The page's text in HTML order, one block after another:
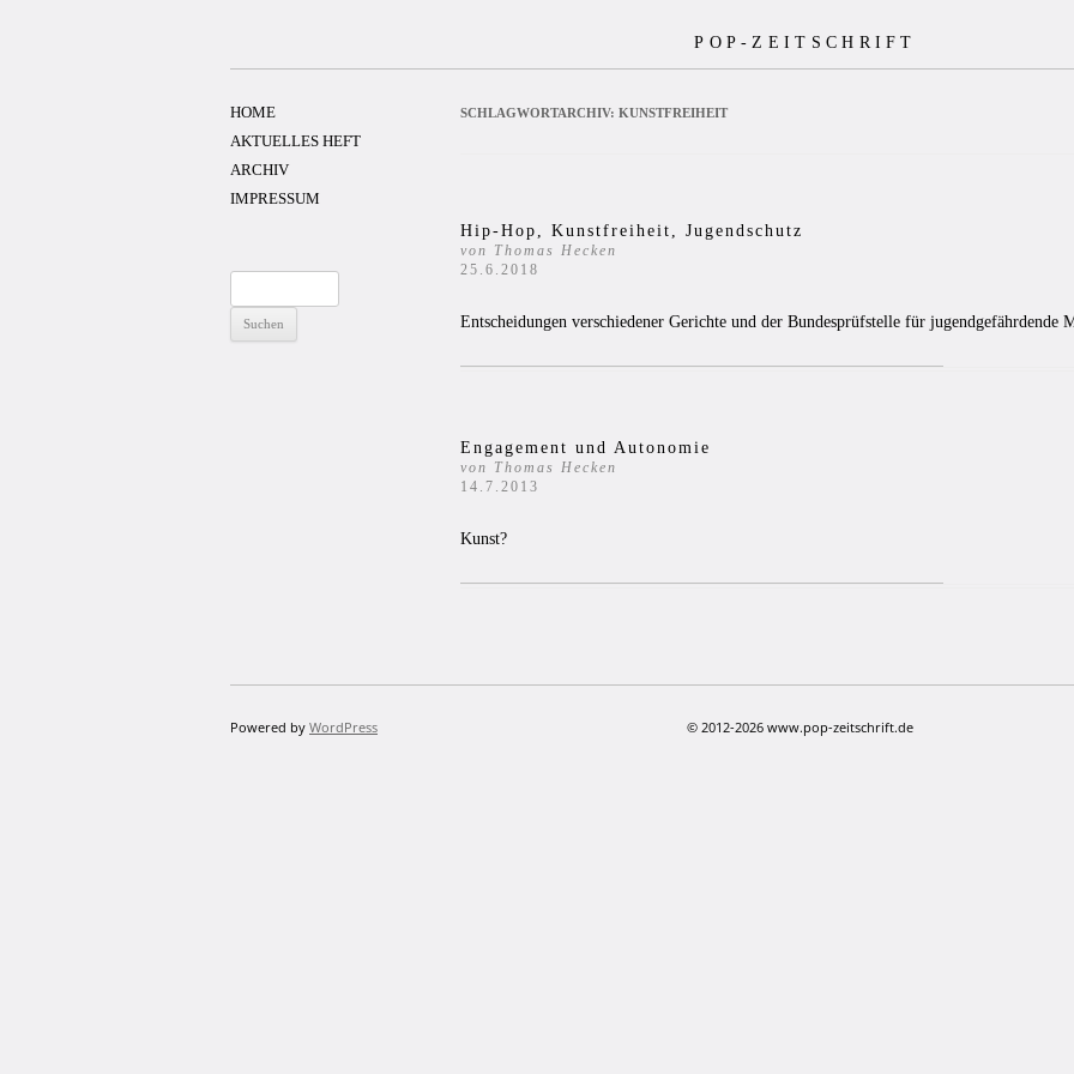
POP-ZEITSCHRIFT
SCHLAGWORTARCHIV: KUNSTFREIHEIT
Hip-Hop, Kunstfreiheit, Jugendschutz
von Thomas Hecken
25.6.2018
Entscheidungen verschiedener Gerichte und der Bundesprüfstelle für jugendgefährdende
Engagement und Autonomie
von Thomas Hecken
14.7.2013
Kunst?
HOME
AKTUELLES HEFT
ARCHIV
IMPRESSUM
nach:
Powered by WordPress © 2012-2026 www.pop-zeitschrift.de